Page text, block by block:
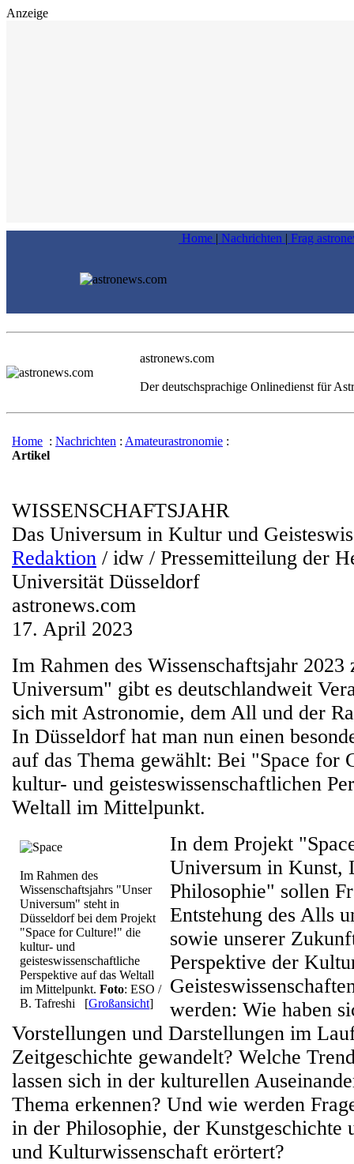
Anzeige
Home | Nachrichten | Frag
astronews.com
Der deutschsprachige Onlinedienst für
Home : Nachrichten : Amateurastronomie :
Artikel
WISSENSCHAFTSJAHR
Das Universum in Kultur und
Redaktion / idw / Pressemitteilung der
Universität Düsseldorf
astronews.com
17. April 2023
Im Rahmen des Wissenschaftsjahr
Universum" gibt es deutschlandweit
sich mit Astronomie, dem All und der
In Düsseldorf hat man nun einen
auf das Thema gewählt: Bei "Space for
kultur- und geisteswissenschaftlichen
Weltall im Mittelpunkt.
Im Rahmen des
Wissenschaftsjahrs "Unser
Universum" steht in
Düsseldorf bei dem Projekt
"Space for Culture!" die
kultur- und
geisteswissenschaftliche
Perspektive auf das Weltall
im Mittelpunkt. Foto: ESO /
B. Tafreshi [Großansicht]
In dem Projekt
Universum in Kunst,
Philosophie" sollen
Entstehung des Alls
sowie unserer
Perspektive der
werden: Wie haben
Vorstellungen und Darstellungen im
Zeitgeschichte gewandelt? Welche
lassen sich in der kulturellen
Thema erkennen? Und wie werden
in der Philosophie, der Kunstgeschichte
und Kulturwissenschaft erörtert?